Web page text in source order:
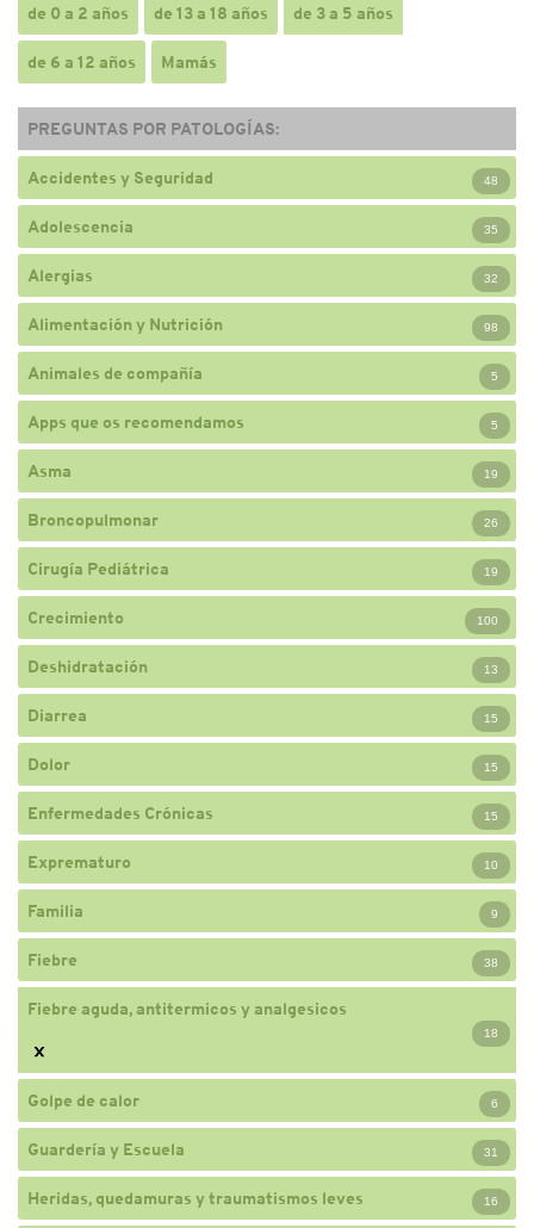
de 0 a 2 años de 13 a 18 años de 3 a 5 años
de 6 a 12 años Mamás
PREGUNTAS POR PATOLOGÍAS:
Accidentes y Seguridad 48
Adolescencia 35
Alergias 32
Alimentación y Nutrición 98
Animales de compañía 5
Apps que os recomendamos 5
Asma 19
Broncopulmonar 26
Cirugía Pediátrica 19
Crecimiento 100
Deshidratación 13
Diarrea 15
Dolor 15
Enfermedades Crónicas 15
Exprematuro 10
Familia 9
Fiebre 38
Fiebre aguda, antitermicos y analgesicos
18
Golpe de calor 6
Guardería y Escuela 31
Heridas, quedamuras y traumatismos leves 16